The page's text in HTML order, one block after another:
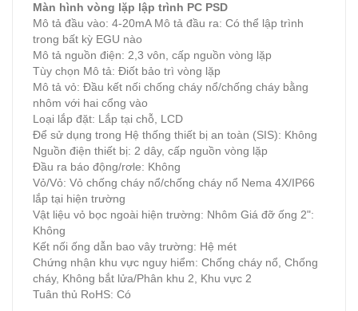
Màn hình vòng lặp lập trình PC PSD
Mô tả đầu vào: 4-20mA Mô tả đầu ra: Có thể lập trình
trong bất kỳ EGU nào
Mô tả nguồn điện: 2,3 vôn, cấp nguồn vòng lặp
Tùy chọn Mô tả: Điốt bảo trì vòng lặp
Mô tả vỏ: Đầu kết nối chống cháy nổ/chống cháy bằng
nhôm với hai cổng vào
Loại lắp đặt: Lắp tại chỗ, LCD
Để sử dụng trong Hệ thống thiết bị an toàn (SIS): Không
Nguồn điện thiết bị: 2 dây, cấp nguồn vòng lặp
Đầu ra báo động/rơle: Không
Vỏ/Vỏ: Vỏ chống cháy nổ/chống cháy nổ Nema 4X/IP66
lắp tại hiện trường
Vật liệu vỏ bọc ngoài hiện trường: Nhôm Giá đỡ ống 2":
Không
Kết nối ống dẫn bao vây trường: Hệ mét
Chứng nhận khu vực nguy hiểm: Chống cháy nổ, Chống
cháy, Không bắt lửa/Phân khu 2, Khu vực 2
Tuân thủ RoHS: Có